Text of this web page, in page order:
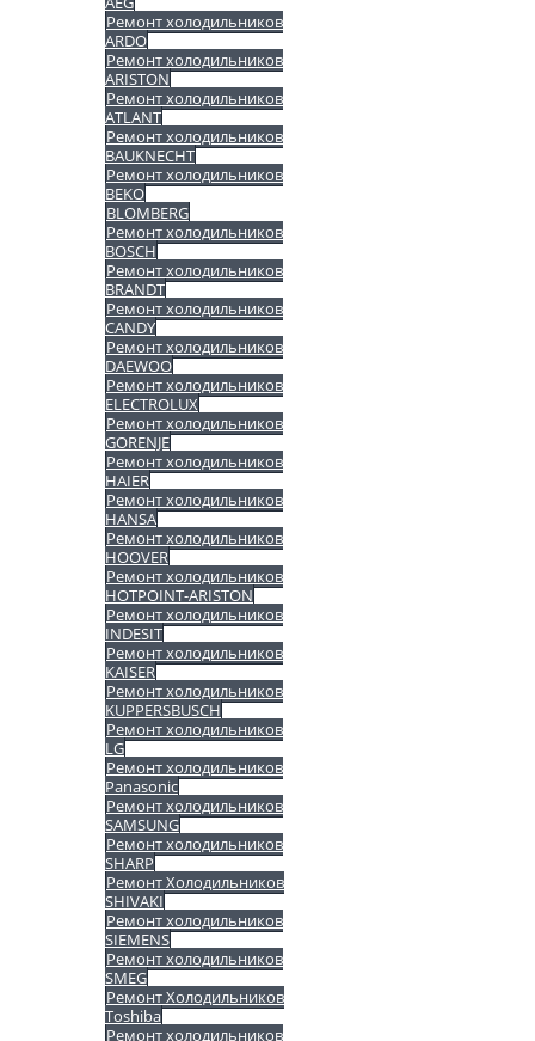
Ремонт холодильников
ARDO
Ремонт холодильников
ARISTON
Ремонт холодильников
ATLANT
Ремонт холодильников
BAUKNECHT
Ремонт холодильников
BEKO
BLOMBERG
Ремонт холодильников
BOSCH
Ремонт холодильников
BRANDT
Ремонт холодильников
CANDY
Ремонт холодильников
DAEWOO
Ремонт холодильников
ELECTROLUX
Ремонт холодильников
GORENJE
Ремонт холодильников
HAIER
Ремонт холодильников
HANSA
Ремонт холодильников
HOOVER
Ремонт холодильников
HOTPOINT-ARISTON
Ремонт холодильников
INDESIT
Ремонт холодильников
KAISER
Ремонт холодильников
KUPPERSBUSCH
Ремонт холодильников
LG
Ремонт холодильников
Panasonic
Ремонт холодильников
SAMSUNG
Ремонт холодильников
SHARP
Ремонт Холодильников
SHIVAKI
Ремонт холодильников
SIEMENS
Ремонт холодильников
SMEG
Ремонт Холодильников
Toshiba
Ремонт холодильников